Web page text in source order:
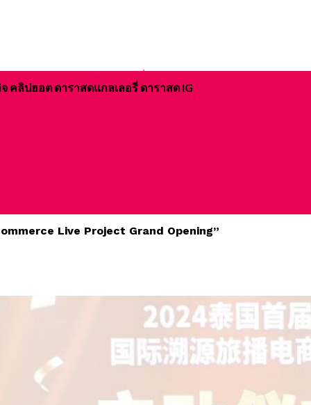
คลิปฮอต ดาราสดแกลเลอรี่ ดาราสด IG
Live Project Grand Opening”